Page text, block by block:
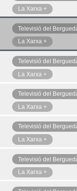
La Xarxa +
Televisió del
La Xarxa +
Televisió del
La Xarxa +
Televisió del
La Xarxa +
Televisió del
La Xarxa +
Televisió del
La Xarxa +